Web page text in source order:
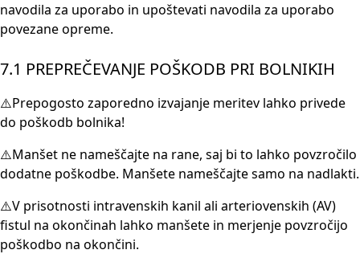
navodila za uporabo in upoštevati navodila za uporabo
povezane opreme.
7.1 PREPREČEVANJE POŠKODB PRI BOLNIKIH
⚠️Prepogosto zaporedno izvajanje meritev lahko privede
do poškodb bolnika!
⚠️Manšet ne nameščajte na rane, saj bi to lahko povzročilo
dodatne poškodbe. Manšete nameščajte samo na nadlakti.
⚠️V prisotnosti intravenskih kanil ali arteriovenskih (AV)
fistul na okončinah lahko manšete in merjenje povzročijo
poškodbo na okončini.